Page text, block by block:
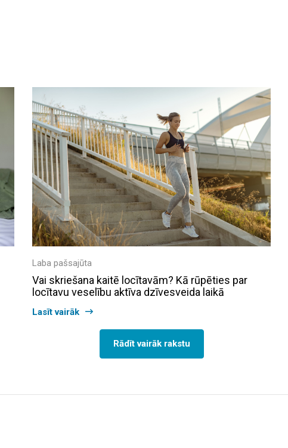
Laba pašsajūta
Vai skriešana kaitē locītavām? Kā rūpēties par
locītavu veselību aktīva dzīvesveida laikā
Lasīt vairāk
Rādīt vairāk rakstu